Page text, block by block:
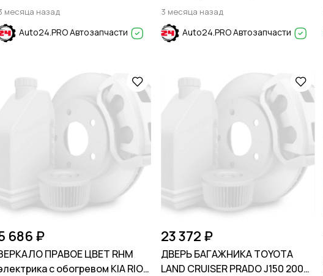
месяца назад
Auto24.PRO Автозапчасти
III 2015-2017
3 месяца назад
Auto24.PRO Автозапчасти
686 ₽
ПРАВОЕ ЦВЕТ RHM
с обогревом KIA RIO
23 372 ₽
ДВЕРЬ БАГАЖНИКА TOYOTA
LAND CRUISER PRADO J150 2009-